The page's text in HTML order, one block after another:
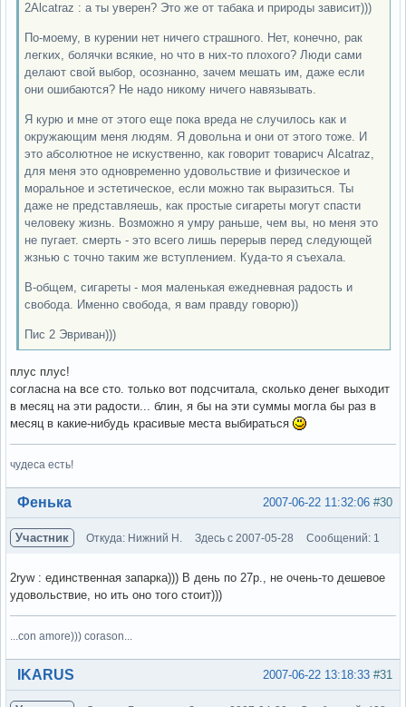
2Alcatraz : а ты уверен? Это же от табака и природы зависит)))
По-моему, в курении нет ничего страшного. Нет, конечно, рак
легких, болячки всякие, но что в них-то плохого? Люди сами
делают свой выбор, осознанно, зачем мешать им, даже если
они ошибаются? Не надо никому ничего навязывать.
Я курю и мне от этого еще пока вреда не случилось как и
окружающим меня людям. Я довольна и они от этого тоже. И
это абсолютное не искуственно, как говорит товарисч Alcatraz,
для меня это одновременно удовольствие и физическое и
моральное и эстетическое, если можно так выразиться. Ты
даже не представляешь, как простые сигареты могут спасти
человеку жизнь. Возможно я умру раньше, чем вы, но меня это
не пугает. смерть - это всего лишь перерыв перед следующей
жзнью с точно таким же вступлением. Куда-то я съехала.
В-общем, сигареты - моя маленькая ежедневная радость и
свобода. Именно свобода, я вам правду говорю))
Пис 2 Эвриван)))
плус плус!
согласна на все сто. только вот подсчитала, сколько денег выходит
в месяц на эти радости... блин, я бы на эти суммы могла бы раз в
месяц в какие-нибудь красивые места выбираться
чудеса есть!
Вне форума #30
2007-06-22 11:32:06
Фенька
Участник Откуда: Нижний Н. Здесь с 2007-05-28 Сообщений: 1
2ryw : единственная запарка))) В день по 27р., не очень-то дешевое
удовольствие, но ить оно того стоит)))
...con amore))) corason...
Вне форума #31
2007-06-22 13:18:33
IKARUS